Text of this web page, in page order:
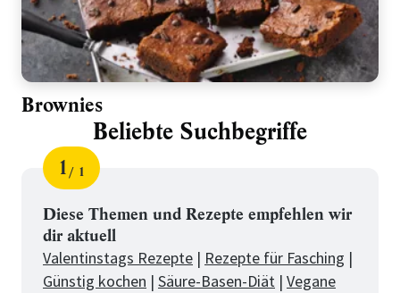
Brownies
Beliebte Suchbegriffe
Schritt
1
von
1
für
Beliebte
Suchbegriffe
Diese Themen und Rezepte empfehlen wir
dir aktuell
Valentinstags Rezepte | Rezepte für Fasching |
Günstig kochen | Säure-Basen-Diät | Vegane